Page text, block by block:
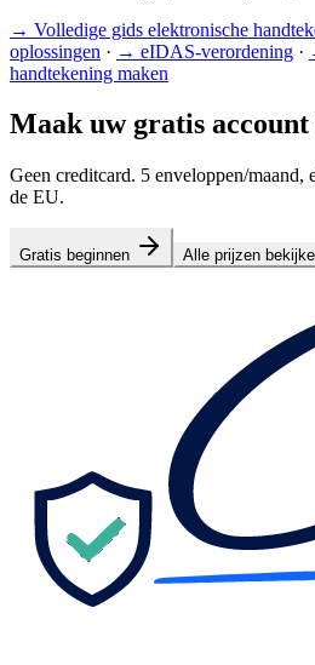
→ Volledige gids elektronische
oplossingen · → eIDAS-verordening ·
handtekening maken
Maak uw gratis account
Geen creditcard. 5 enveloppen/
de EU.
Gratis beginnen Alle prijzen